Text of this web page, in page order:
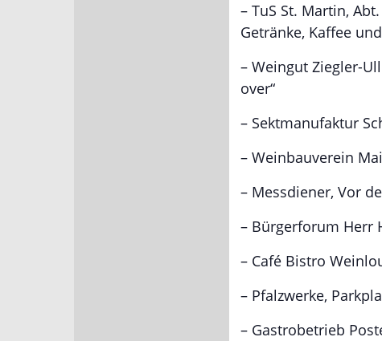
– TuS St. Martin,
Getränke, Kaffee
– Weingut Ziegler-
over“
– Sektmanufaktur
– Weinbauverein
– Messdiener, Vor
– Bürgerforum Herr
– Café Bistro
– Pfalzwerke,
– Gastrobetrieb